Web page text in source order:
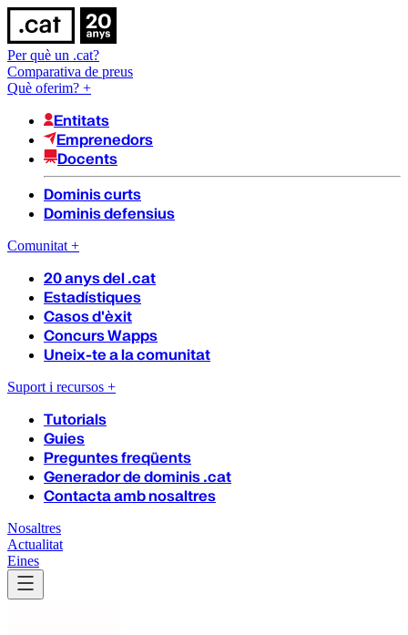
Per què un .cat?
Comparativa de preus
Què oferim? +
Entitats
Emprenedors
Docents
Dominis curts
Dominis defensius
Comunitat +
20 anys del .cat
Estadístiques
Casos d'èxit
Concurs Wapps
Uneix-te a la comunitat
Suport i recursos +
Tutorials
Guies
Preguntes freqüents
Generador de dominis .cat
Contacta amb nosaltres
Nosaltres
Actualitat
Eines